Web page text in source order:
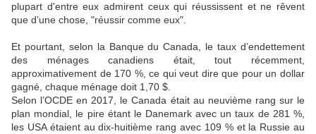
plupart d'entre eux admirent ceux qui réussissent et ne rêvent
que d’une chose, "réussir comme eux".
Et pourtant, selon la Banque du Canada, le taux d’endettement
des ménages canadiens était, tout récemment,
approximativement de 170 %, ce qui veut dire que pour un dollar
gagné, chaque ménage doit 1,70 $.
Selon l’OCDE en 2017, le Canada était au neuvième rang sur le
plan mondial, le pire étant le Danemark avec un taux de 281 %,
les USA étaient au dix-huitième rang avec 109 % et la Russie au